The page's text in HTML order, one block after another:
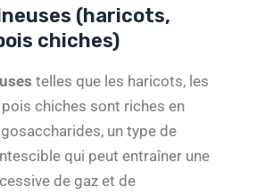
(haricots,
chiches)
telles que les haricots, les
chiches sont riches en
un type de
qui peut entraîner une
de gaz et de